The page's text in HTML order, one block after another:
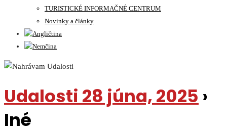
TURISTICKÉ INFORMAČNÉ CENTRUM
Novinky a články
Udalosti 28 júna, 2025 ›
Iné